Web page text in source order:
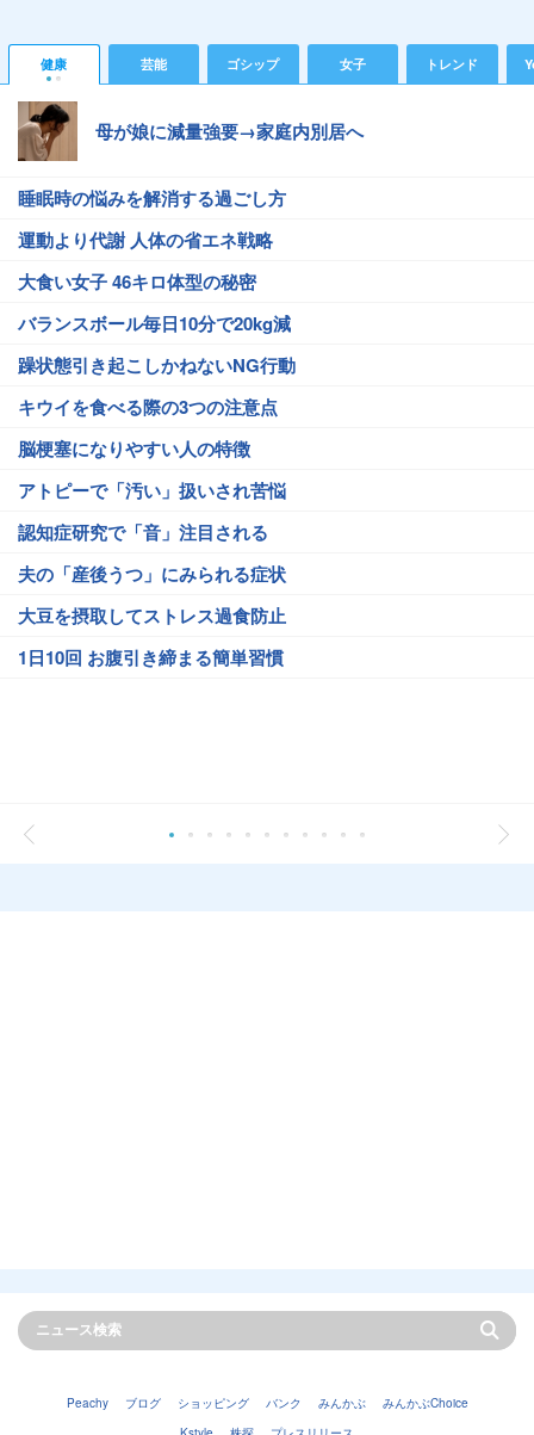
健康 芸能 ゴシップ 女子 トレンド
母が娘に減量強要→家庭内別居へ
睡眠時の悩みを解消する過ごし方
運動より代謝 人体の省エネ戦略
大食い女子 46キロ体型の秘密
バランスボール毎日10分で20kg減
躁状態引き起こしかねないNG行動
キウイを食べる際の3つの注意点
脳梗塞になりやすい人の特徴
アトピーで「汚い」扱いされ苦悩
認知症研究で「音」注目される
夫の「産後うつ」にみられる症状
大豆を摂取してストレス過食防止
1日10回 お腹引き締まる簡単習慣
Peachy ブログ ショッピング バンク みんかぶ
みんかぶChoice